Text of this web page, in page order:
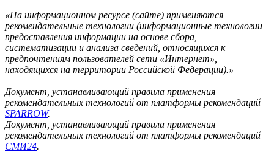
«На информационном ресурсе (сайте) применяются
рекомендательные технологии (информационные технологии
предоставления информации на основе сбора,
систематизации и анализа сведений, относящихся к
предпочтениям пользователей сети «Интернет»,
находящихся на территории Российской Федерации).»
Документ, устанавливающий правила применения
рекомендательных технологий от платформы рекомендаций
SPARROW.
Документ, устанавливающий правила применения
рекомендательных технологий от платформы рекомендаций
СМИ24.